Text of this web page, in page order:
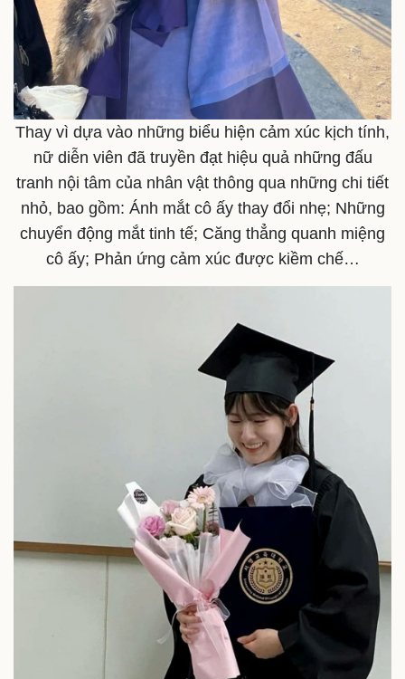
Doanh nghiệp
Thông tin doanh nghiệp
Doanh nghiệp 24h
Doanh nhân
Vì cộng đồng
Công nghệ
Sành điệu
Tin Công nghệ
Trải nghiệm
Chuyển đổi số
Thay vì dựa vào những biểu hiện cảm xúc kịch tính,
nữ diễn viên đã truyền đạt hiệu quả những đấu
tranh nội tâm của nhân vật thông qua những chi tiết
nhỏ, bao gồm: Ánh mắt cô ấy thay đổi nhẹ; Những
chuyển động mắt tinh tế; Căng thẳng quanh miệng
cô ấy; Phản ứng cảm xúc được kiềm chế…